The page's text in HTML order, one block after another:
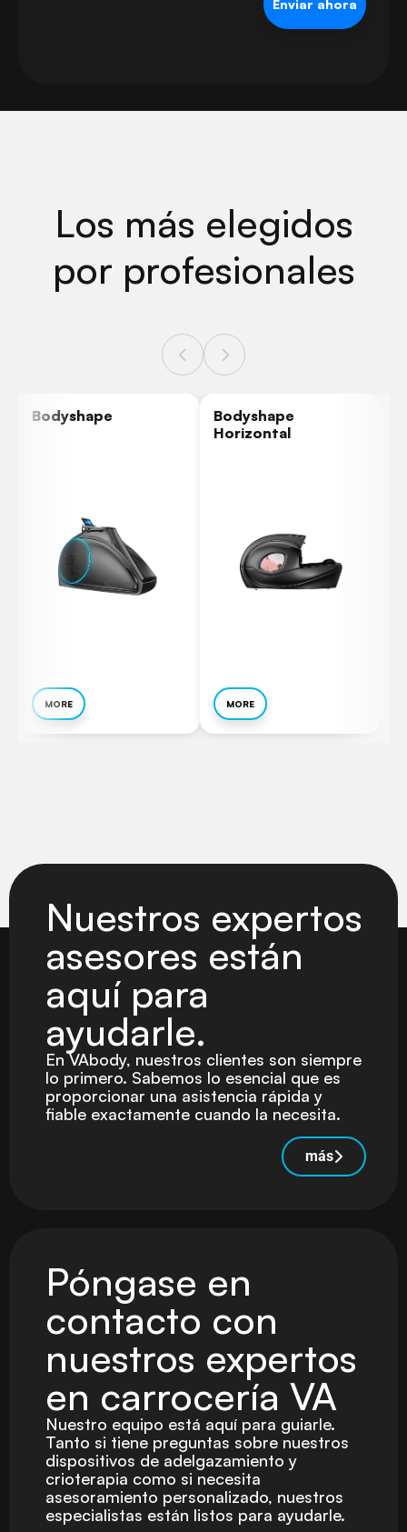
Los más elegidos
por profesionales
Bodyshape
MORE
Bodyshape
Horizontal
MORE
Nuestros expertos
asesores están
aquí para
ayudarle.
En VAbody, nuestros clientes son siempre
lo primero. Sabemos lo esencial que es
proporcionar una asistencia rápida y
fiable exactamente cuando la necesita.
más
Póngase en
contacto con
nuestros expertos
en carrocería VA
Nuestro equipo está aquí para guiarle.
Tanto si tiene preguntas sobre nuestros
dispositivos de adelgazamiento y
crioterapia como si necesita
asesoramiento personalizado, nuestros
especialistas están listos para ayudarle.